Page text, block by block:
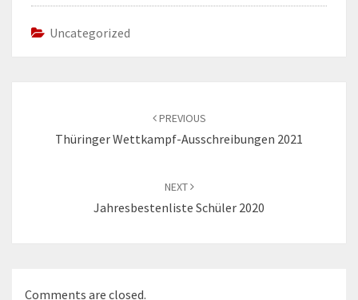
Uncategorized
PREVIOUS
Thüringer Wettkampf-Ausschreibungen 2021
NEXT
Jahresbestenliste Schüler 2020
Comments are closed.